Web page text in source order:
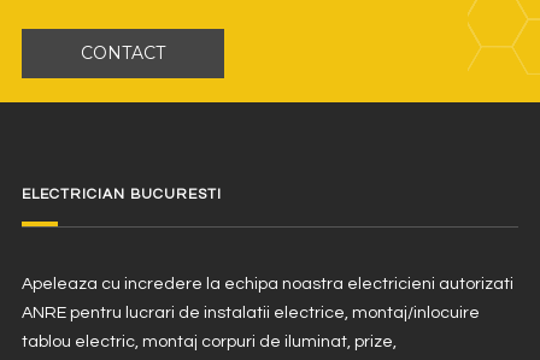
CONTACT
ELECTRICIAN BUCURESTI
Apeleaza cu incredere la echipa noastra electricieni autorizati
ANRE pentru lucrari de instalatii electrice, montaj/inlocuire
tablou electric, montaj corpuri de iluminat, prize,